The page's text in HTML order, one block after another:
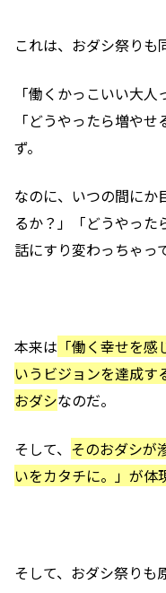
これは、おダシ祭りも
「働くかっこいい大
「どうやったら増や
ず。
なのに、いつの間にか
るか？」「どうやった
話にすり変わっちゃっ
本来は 「働く幸せを
いうビジョンを達成す
おダシなのだ。
そして、 そのおダシが
いをカタチに。」が体
そして、おダシ祭りも